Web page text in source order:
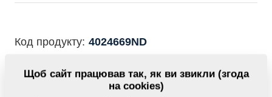
Мої
Код продукту: 4024669ND
Дана запасна частина також застосовується і для
наступного обладнання:
Щоб сайт працював так, як ви звикли (згода
на cookies)